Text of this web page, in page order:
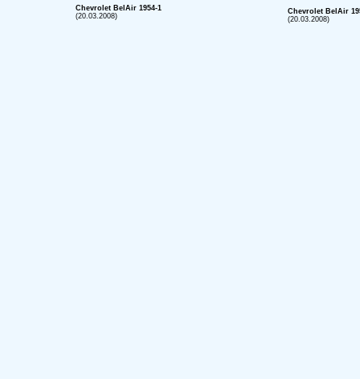
Chevrolet BelAir 1954-1
(20.03.2008)
Chevrolet BelAir
(20.03.2008)